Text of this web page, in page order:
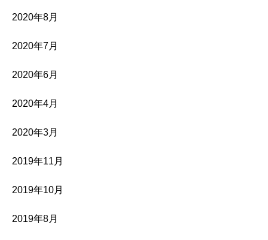
2020年8月
2020年7月
2020年6月
2020年4月
2020年3月
2019年11月
2019年10月
2019年8月